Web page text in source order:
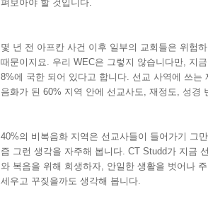
펴보아야 할 것입니다.
몇 년 전 아프칸 사건 이후 일부의 교회들은 위험
때문이지요. 우리 WEC은 그렇지 않습니다만, 지
8%에 국한 되어 있다고 합니다. 선교 사역에 쓰
음화가 된 60% 지역 안에 선교사도, 재정도, 성경
40%의 비복음화 지역은 선교사들이 들어가기 그
즘 그런 생각을 자주해 봅니다. CT Studd가 지금
와 복음을 위해 희생하자, 안일한 생활을 벗어나
세우고 꾸짖을까도 생각해 봅니다.